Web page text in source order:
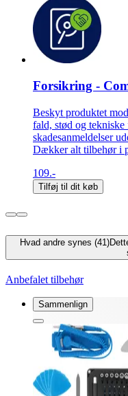
Forsikring -
Beskyt produktet
fald, stød og
skadesanmeldelser
Dækker alt tilbehør i
109.-
Tilføj til dit køb
Hvad andre synes (41)
Anbefalet tilbehør
Sammenlign